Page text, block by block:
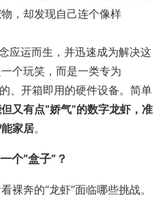
，却发现自己连个像样
应运而生，并迅速成为解决这
个玩笑，而是一类专为
、开箱即用的硬件设备。简单
又有点“娇气”的数字龙虾，准
家居。
个“盒子”？
裸奔的“龙虾”面临哪些挑战。